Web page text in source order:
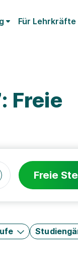
Für Lehrkräfte
Freie
Freie